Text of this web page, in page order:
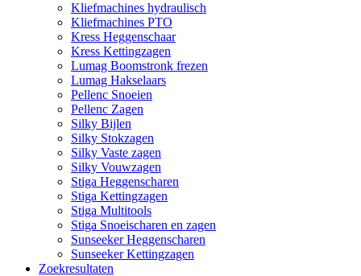
Kliefmachines hydraulisch
Kliefmachines PTO
Kress Heggenschaar
Kress Kettingzagen
Lumag Boomstronk frezen
Lumag Hakselaars
Pellenc Snoeien
Pellenc Zagen
Silky Bijlen
Silky Stokzagen
Silky Vaste zagen
Silky Vouwzagen
Stiga Heggenscharen
Stiga Kettingzagen
Stiga Multitools
Stiga Snoeischaren en zagen
Sunseeker Heggenscharen
Sunseeker Kettingzagen
Zoekresultaten